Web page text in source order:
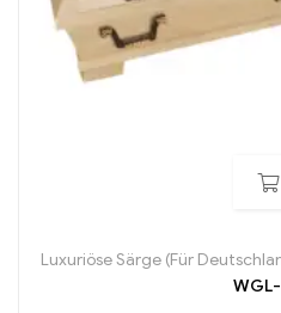
Luxuriöse Särge (Für